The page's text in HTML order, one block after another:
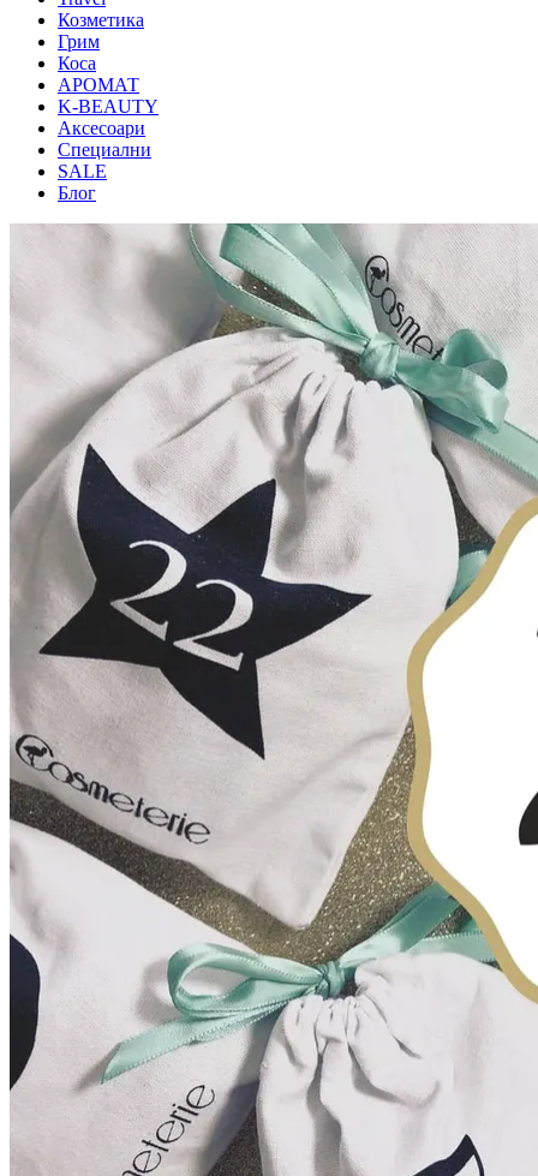
Козметика
Грим
Коса
АРОМАТ
K-BEAUTY
Аксесоари
Специални
SALE
Блог